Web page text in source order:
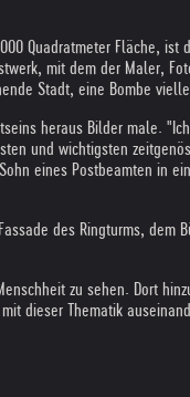
Quadratmeter Fläche, ist
mit dem der Maler,
Stadt, eine Bombe
heraus Bilder male.
und wichtigsten
eines Postbeamten in
des Ringturms, dem
zu sehen. Dort
dieser Thematik